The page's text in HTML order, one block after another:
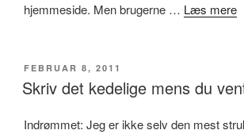
hjemmeside. Men brugerne … Læs mere
UDGIVET
DEN
FEBRUAR 8, 2011
Skriv det kedelige mens du
Indrømmet: Jeg er ikke selv den mest